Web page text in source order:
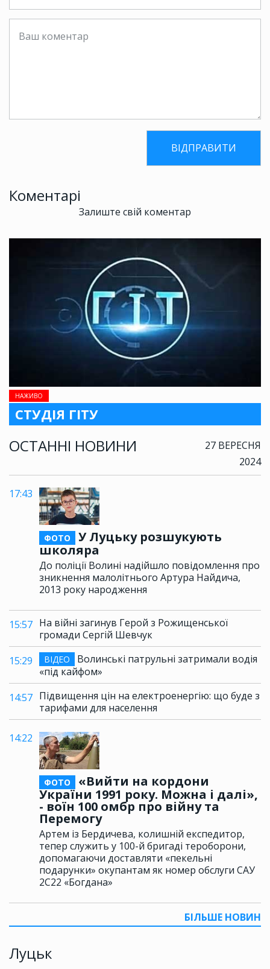
НАЖИВО
СТУДІЯ ГІТУ
ОСТАННІ НОВИНИ
27 ВЕРЕСНЯ
2024
17:43
ФОТО
У Луцьку розшукують
школяра
До поліції Волині надійшло повідомлення про
зникнення малолітнього Артура Найдича,
2013 року народження
15:57 На війні загинув Герой з Рожищенської
громади Сергій Шевчук
15:29
ВІДЕО
Волинські патрульні затримали водія
«під кайфом»
14:57 Підвищення цін на електроенергію: що буде з
тарифами для населення
14:22
ФОТО
«Вийти на кордони
України 1991 року. Можна і далі»,
- воїн 100 омбр про війну та
Перемогу
Артем із Бердичева, колишній експедитор,
тепер служить у 100-й бригаді тероборони,
допомагаючи доставляти «пекельні
подарунки» окупантам як номер обслуги САУ
2С22 «Богдана»
БІЛЬШЕ НОВИН
Луцьк
Коментарі
Залиште свій коментар